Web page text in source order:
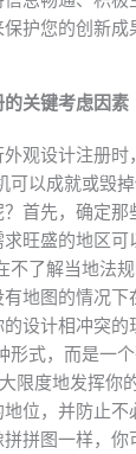
护您的创新
关键考虑因素
观设计注册时
可以成就或毁
首先，确定那
旺盛的地区可
不了解当地法
地图的情况
设计相冲突的
形式，而是一
限度地发挥你
位，并防止
拼图一样，